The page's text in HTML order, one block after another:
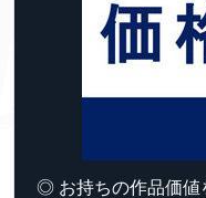
◎ お持ちの作品価値